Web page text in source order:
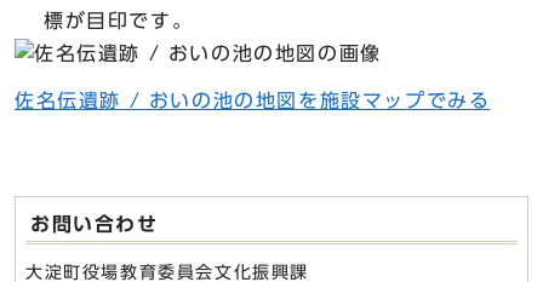
標が目印です。
佐名伝遺跡 / おいの池の地図を施設マップでみる
お問い合わせ
大淀町役場教育委員会文化振興課